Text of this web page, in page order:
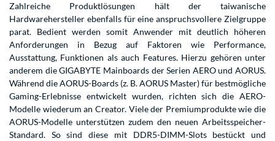
Zahlreiche Produktlösungen hält der taiwanische
Hardwarehersteller ebenfalls für eine anspruchsvollere Zielgruppe
parat. Bedient werden somit Anwender mit deutlich höheren
Anforderungen in Bezug auf Faktoren wie Performance,
Ausstattung, Funktionen als auch Features. Hierzu gehören unter
anderem die GIGABYTE Mainboards der Serien AERO und AORUS.
Während die AORUS-Boards (z. B. AORUS Master) für bestmögliche
Gaming-Erlebnisse entwickelt wurden, richten sich die AERO-
Modelle wiederum an Creator. Viele der Premiumprodukte wie die
AORUS-Modelle unterstützen zudem den neuen Arbeitsspeicher-
Standard. So sind diese mit DDR5-DIMM-Slots bestückt und